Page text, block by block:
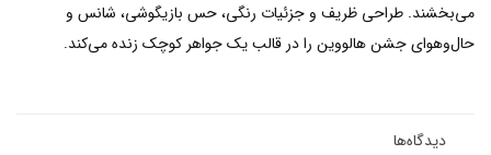
می‌بخشند. طراحی ظریف و جزئیات رنگی، حس بازیگوشی، شانس و
حال‌و‌هوای جشن هالووین را در قالب یک جواهر کوچک زنده می‌کند.
دیدگاه‌ها